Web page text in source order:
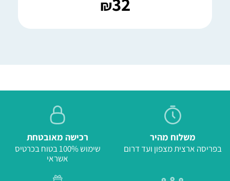
₪
משלוח מהיר
בפריסה ארצית מצפון ועד דרום
רכישה מאובטחת
שימוש 100% בטוח בכרטיס
אשראי